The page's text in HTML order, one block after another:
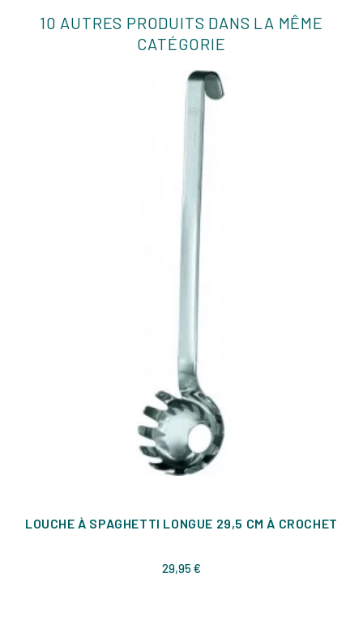
10 AUTRES PRODUITS DANS LA MÊME
CATÉGORIE
LOUCHE À SPAGHETTI LONGUE 29,5 CM À CROCHET
29,95 €